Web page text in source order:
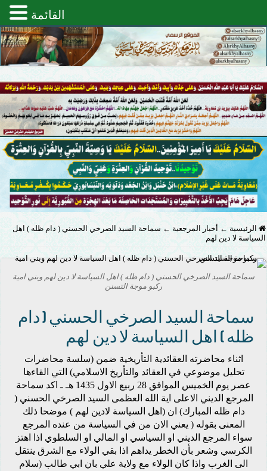
الرئيسية ← أخبار المرجعية ← سماحة السيد الصرخي الحسني ( دام ظله ) اهل
السياسة لا دين لهم
سماحة السيد الصرخي الحسني ( دام ظله ) اهل السياسة لا دين لهم وبني امية
ركبو موجة التسنن
سماحة السيد الصرخي الحسني ( دام
ظله ) اهل السياسة لا دين لهم
اثناء محاضرته العقائدية التأريخية ضمن (سلسة محاضرات
تحليل موضوعي في العقائد والتأريخ الاسلامي) التي القاءها
عصر يوم الخميس الموافق 28 ربيع الاول 1435 هـ ـ اكد سماحة
المرجع الديني الاعلى اية الله العظمى السيد الصرخي الحسني (
دام ظله المبارك) ان (اهل السياسة لادين لهم ) موضحا ذلك
المعنى بقوله ( يعني الان من في السياسة من عنده المرجع
سواء المرجع الديني او السياسي او المالي او السلطوي اذا اهتز
الكرسي وشعر بأن الخطر يداهم اذا بقي الولاء مع الشرق ينتقل
الى الغرب واذا كان الولاء مع ولاية علي بان ابي طالب (سلام
القائمة